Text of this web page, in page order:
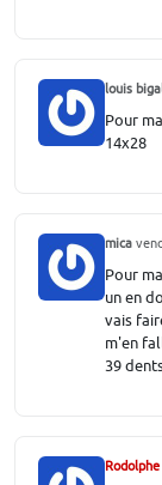
louis
Pour
14x28
mica
Pour
un en
vais
m'en
39
Rodolphe